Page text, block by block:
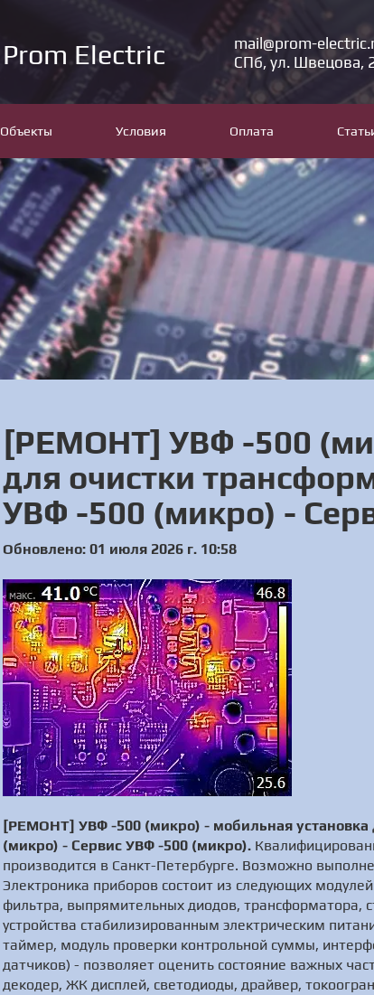
Prom Electric
mail@prom-
СПб, ул. Швецова,
Объекты Условия Оплата
[РЕМОНТ] УВФ -500
для очистки
УВФ -500 (микро) -
Обновлено: 01 июля 2026 г. 10:58
[РЕМОНТ] УВФ -500 (микро) - мобильная установка
(микро) - Сервис УВФ -500 (микро).
производится в Санкт-Петербурге. Возможно
Электроника приборов состоит из следующих
фильтра, выпрямительных диодов, трансформатора,
устройства стабилизированным электрическим
таймер, модуль проверки контрольной суммы,
датчиков) - позволяет оценить состояние важных
декодер, ЖК дисплей, светодиоды, драйвер,